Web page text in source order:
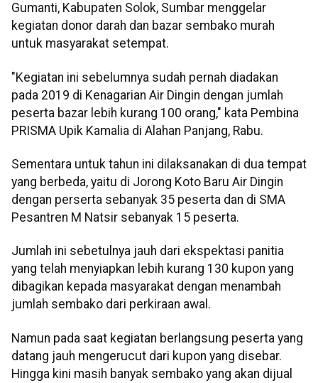
Gumanti, Kabupaten Solok, Sumbar menggelar
kegiatan donor darah dan bazar sembako murah
untuk masyarakat setempat.
"Kegiatan ini sebelumnya sudah pernah diadakan
pada 2019 di Kenagarian Air Dingin dengan jumlah
peserta bazar lebih kurang 100 orang," kata Pembina
PRISMA Upik Kamalia di Alahan Panjang, Rabu.
Sementara untuk tahun ini dilaksanakan di dua tempat
yang berbeda, yaitu di Jorong Koto Baru Air Dingin
dengan perserta sebanyak 35 peserta dan di SMA
Pesantren M Natsir sebanyak 15 peserta.
Jumlah ini sebetulnya jauh dari ekspektasi panitia
yang telah menyiapkan lebih kurang 130 kupon yang
dibagikan kepada masyarakat dengan menambah
jumlah sembako dari perkiraan awal.
Namun pada saat kegiatan berlangsung peserta yang
datang jauh mengerucut dari kupon yang disebar.
Hingga kini masih banyak sembako yang akan dijual